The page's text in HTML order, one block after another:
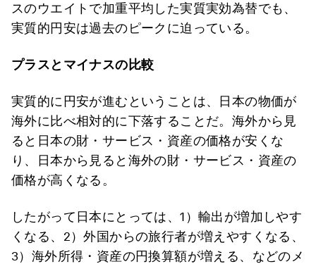
スのウエイトで加重平均した実質実効為替でも、
実質的円安は過去のピークに迫っている。
プラスとマイナスの比較
実質的に円安が進むということは、日本の物価が
海外に比べ相対的に下落することだ。海外から見
ると日本の財・サービス・資産の価格が安くな
り、日本から見ると海外の財・サービス・資産の
価格が高くなる。
したがって日本にとっては、1）輸出が増加しやす
くなる、2）外国からの旅行者が増えやすくなる、
3）海外所得・資産の円換算額が増える、などのメ